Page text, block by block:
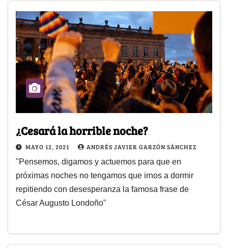
¿Cesará la horrible noche?
MAYO 12, 2021 ANDRÉS JAVIER GARZÓN SÁNCHEZ
"Pensemos, digamos y actuemos para que en
próximas noches no tengamos que irnos a dormir
repitiendo con desesperanza la famosa frase de
César Augusto Londoño"